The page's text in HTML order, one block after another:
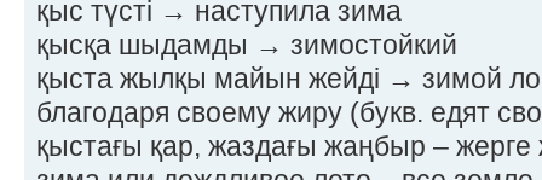
қыс түсті → наступила зима
қысқа шыдамды → зимостойкий
қыста жылқы майын жейді → зимой
благодаря своему жиру (букв. едят
қыстағы қар, жаздағы жаңбыр –